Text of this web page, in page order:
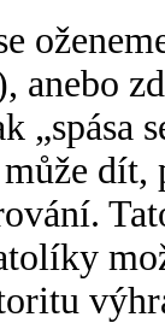
anebo
může